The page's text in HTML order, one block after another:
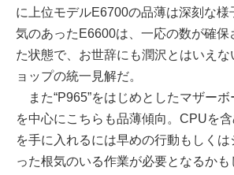
に上位モデルE6700の品薄は深刻な様
気のあったE6600は、一応の数が確保
た状態で、お世辞にも潤沢とはいえ
ョップの統一見解だ。
また“P965”をはじめとしたマザー
を中心にこちらも品薄傾向。CPUを
を手に入れるには早めの行動もしく
った根気のいる作業が必要となるか